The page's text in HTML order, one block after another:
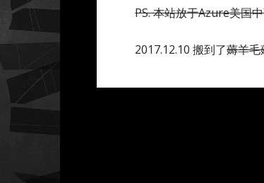
PS. 本站放于Azure美国
2017.12.10 搬到了薅羊毛